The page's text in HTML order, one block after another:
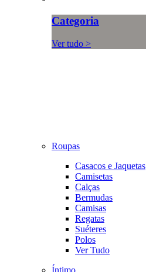
Categoria
Ver tudo >
Roupas
Casacos e Jaquetas
Camisetas
Calças
Bermudas
Camisas
Regatas
Suéteres
Polos
Ver Tudo